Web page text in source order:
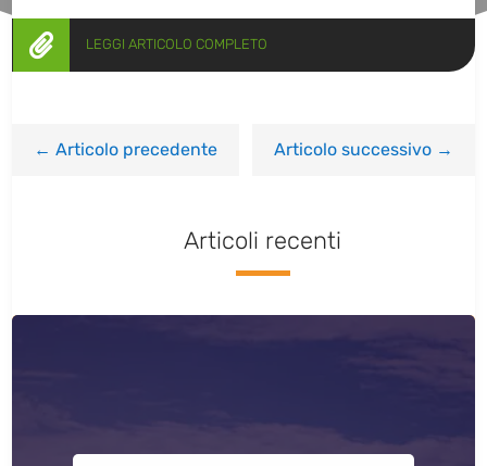
 LEGGI ARTICOLO COMPLETO
←Articolo precedente Articolo successivo→
Articoli recenti